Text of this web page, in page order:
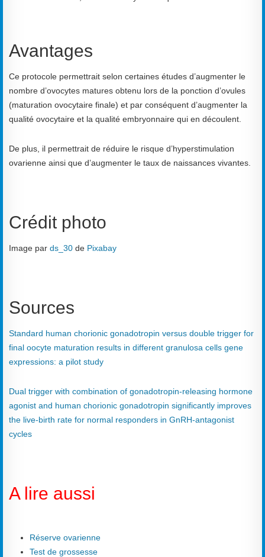
Avantages
Ce protocole permettrait selon certaines études d’augmenter le
nombre d’ovocytes matures obtenu lors de la ponction d’ovules
(maturation ovocytaire finale) et par conséquent d’augmenter la
qualité ovocytaire et la qualité embryonnaire qui en découlent.
De plus, il permettrait de réduire le risque d’hyperstimulation
ovarienne ainsi que d’augmenter le taux de naissances vivantes.
Crédit photo
Image par ds_30 de Pixabay
Sources
Standard human chorionic gonadotropin versus double trigger for
final oocyte maturation results in different granulosa cells gene
expressions: a pilot study
Dual trigger with combination of gonadotropin-releasing hormone
agonist and human chorionic gonadotropin significantly improves
the live-birth rate for normal responders in GnRH-antagonist
cycles
A lire aussi
Réserve ovarienne
Test de grossesse